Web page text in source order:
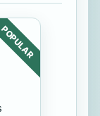
POPULAR